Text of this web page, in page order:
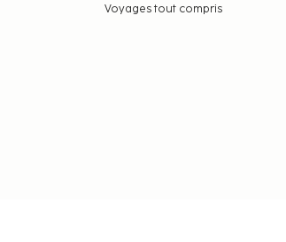
Voyages tout compris